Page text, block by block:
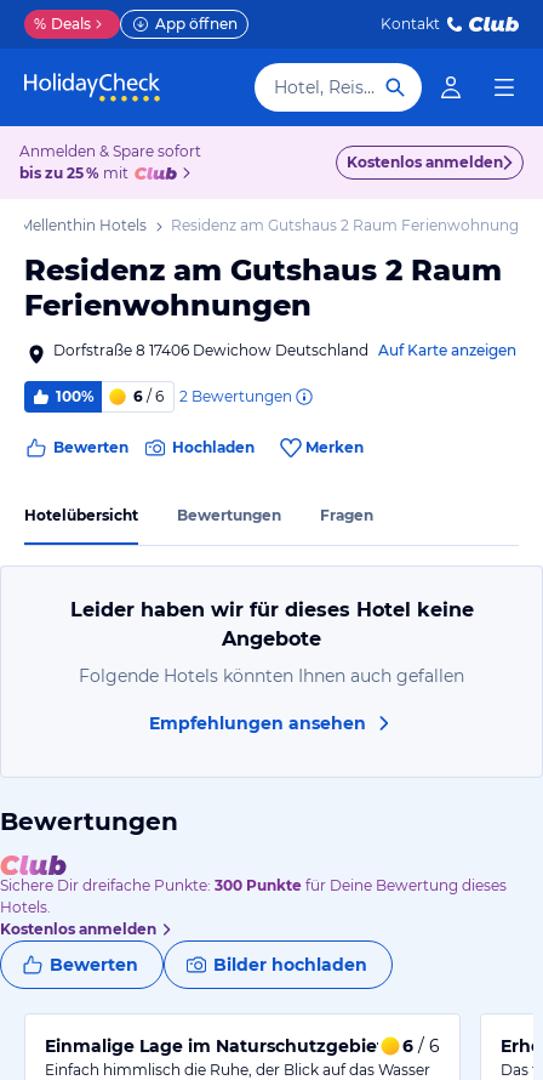
% Deals App öffnen Kontakt
Hotel, Reiseziel
Anmelden & Spare sofort
bis zu 25 % mit
Kostenlos anmelden
Mellenthin Hotels Residenz am Gutshaus 2 Raum Ferienwohnungen
Residenz am Gutshaus 2 Raum
Ferienwohnungen
Dorfstraße 8 17406 Dewichow Deutschland Auf Karte anzeigen
100% 6 / 6 2 Bewertungen
Bewerten Hochladen Merken
Hotelübersicht Bewertungen Fragen
Leider haben wir für dieses Hotel keine
Angebote
Folgende Hotels könnten Ihnen auch gefallen
Empfehlungen ansehen
Bewertungen
Sichere Dir dreifache Punkte: 300 Punkte für Deine Bewertung dieses
Hotels.
Kostenlos anmelden
Bewerten Bilder hochladen
Einmalige Lage im Naturschutzgebiet 6 / 6
Einfach himmlisch die Ruhe, der Blick auf das Wasser
Das